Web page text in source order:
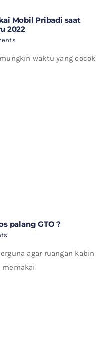
Mobil Pribadi saat
2022
waktu yang cocok
palang GTO ?
agar ruangan kabin